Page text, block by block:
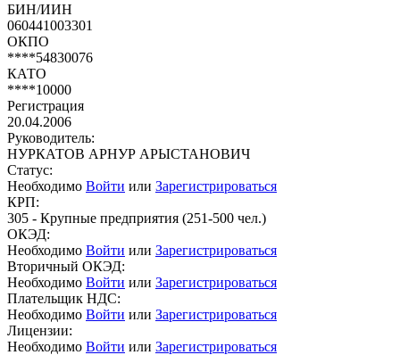
БИН/ИИН
060441003301
ОКПО
****54830076
КАТО
****10000
Регистрация
20.04.2006
Руководитель:
НУРКАТОВ АРНУР АРЫСТАНОВИЧ
Статус:
Необходимо Войти или Зарегистрироваться
КРП:
305 - Крупные предприятия (251-500 чел.)
ОКЭД:
Необходимо Войти или Зарегистрироваться
Вторичный ОКЭД:
Необходимо Войти или Зарегистрироваться
Плательщик НДС:
Необходимо Войти или Зарегистрироваться
Лицензии:
Необходимо Войти или Зарегистрироваться